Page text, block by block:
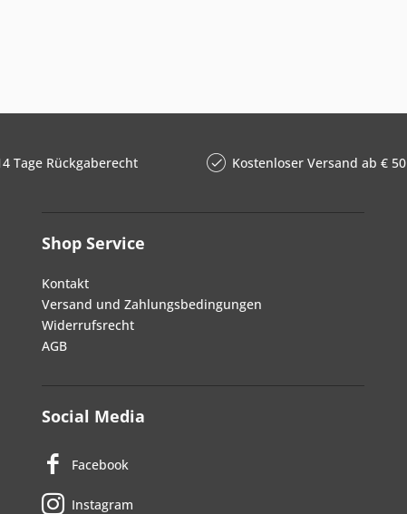
Tage Rückgaberecht Kostenloser Versand ab € 50
Shop Service
Kontakt
Versand und Zahlungsbedingungen
Widerrufsrecht
AGB
Social Media
Facebook
Instagram